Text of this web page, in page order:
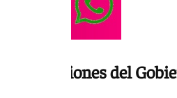
las previsiones del